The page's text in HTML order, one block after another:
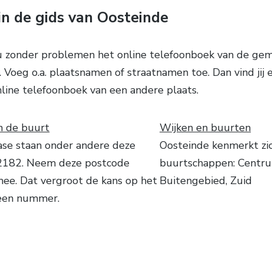
de gids van Oosteinde
zonder problemen het online telefoonboek van de
Voeg o.a. plaatsnamen of straatnamen toe. Dan vind
telefoonboek van een andere plaats.
de buurt
staan onder andere deze
Neem deze postcode
Dat vergroot de kans op het
nummer.
Wijken en buurten
Oosteinde kenmerkt
buurtschappen:
Buitengebied, Zuid